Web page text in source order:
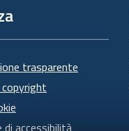
trasparente
di accessibilità